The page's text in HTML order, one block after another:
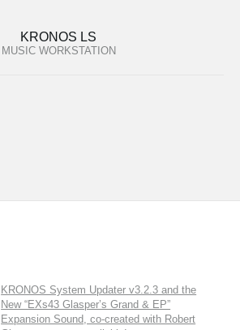
KRONOS LS
MUSIC WORKSTATION
KRONOS System Updater v3.2.3 and the
New “EXs43 Glasper’s Grand & EP”
Expansion Sound, co-created with Robert